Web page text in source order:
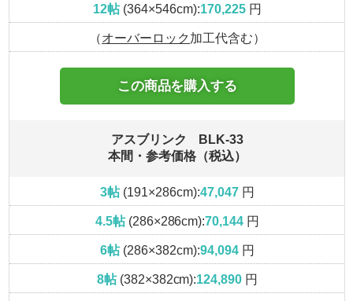
12帖(364×546cm):170,225円
（オーバーロック 加工代含む）
この商品を購入する
アスブリンク BLK-33
本間・参考価格（税込）
3帖(191×286cm):47,047円
4.5帖(286×286cm):70,144 円
6帖(286×382cm):94,094円
8帖(382×382cm):124,890 円